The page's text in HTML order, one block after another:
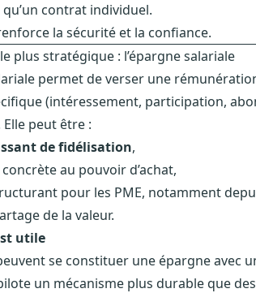
contrat individuel.
la sécurité et la confiance.
plus stratégique : l’épargne salariale
permet de verser une
(intéressement, participation,
peut être :
de fidélisation,
au pouvoir d’achat,
pour les PME, notamment
de la valeur.
utile
se constituer une épargne avec
un mécanisme plus durable que